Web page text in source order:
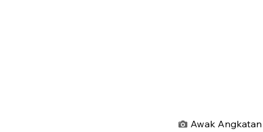
Awak